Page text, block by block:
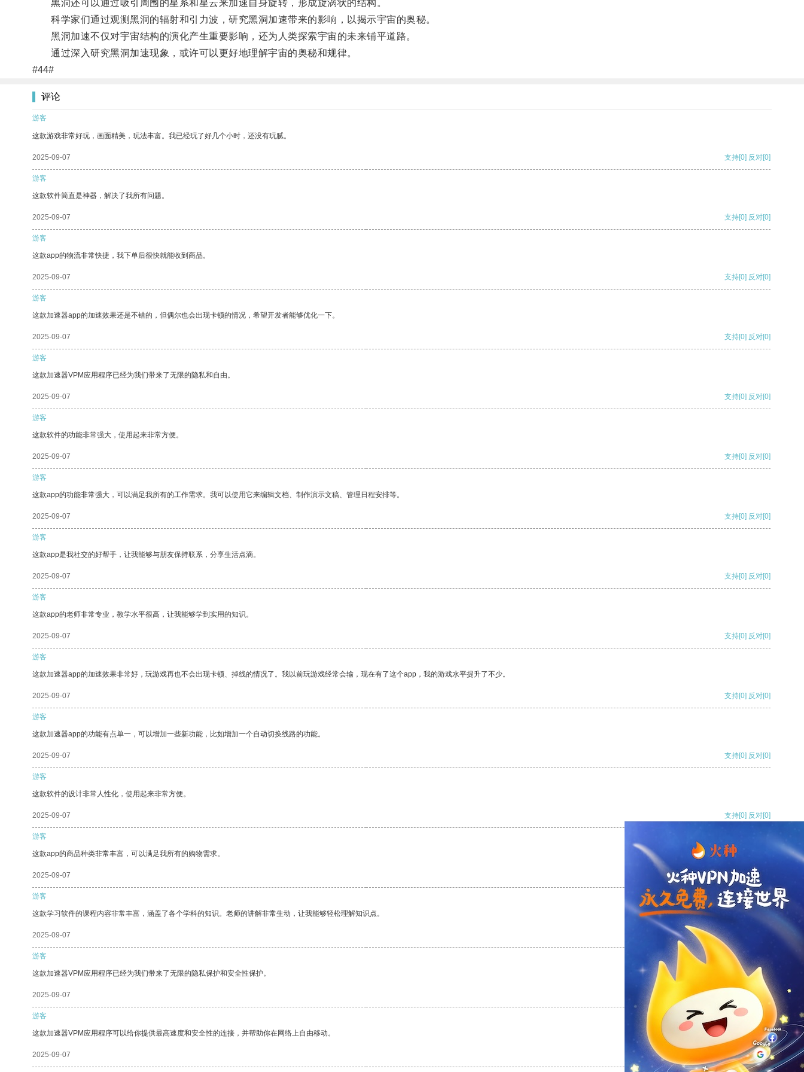
黑洞还可以通过吸引周围的星系和星云来加速自身旋转，形成旋涡状的结构。
科学家们通过观测黑洞的辐射和引力波，研究黑洞加速带来的影响，以揭示宇宙的奥秘。
黑洞加速不仅对宇宙结构的演化产生重要影响，还为人类探索宇宙的未来铺平道路。
通过深入研究黑洞加速现象，或许可以更好地理解宇宙的奥秘和规律。
#44#
评论
游客
这款游戏非常好玩，画面精美，玩法丰富。我已经玩了好几个小时，还没有玩腻。
2025-09-07 支持[0] 反对[0]
游客
这款软件简直是神器，解决了我所有问题。
2025-09-07 支持[0] 反对[0]
游客
这款app的物流非常快捷，我下单后很快就能收到商品。
2025-09-07 支持[0] 反对[0]
游客
这款加速器app的加速效果还是不错的，但偶尔也会出现卡顿的情况，希望开发者能够优化一下。
2025-09-07 支持[0] 反对[0]
游客
这款加速器VPM应用程序已经为我们带来了无限的隐私和自由。
2025-09-07 支持[0] 反对[0]
游客
这款软件的功能非常强大，使用起来非常方便。
2025-09-07 支持[0] 反对[0]
游客
这款app的功能非常强大，可以满足我所有的工作需求。我可以使用它来编辑文档、制作演示文稿、管理日程安排等。
2025-09-07 支持[0] 反对[0]
游客
这款app是我社交的好帮手，让我能够与朋友保持联系，分享生活点滴。
2025-09-07 支持[0] 反对[0]
游客
这款app的老师非常专业，教学水平很高，让我能够学到实用的知识。
2025-09-07 支持[0] 反对[0]
游客
这款加速器app的加速效果非常好，玩游戏再也不会出现卡顿、掉线的情况了。我以前玩游戏经常会输，现在有了这个app，我的游戏水平提升了不少。
2025-09-07 支持[0] 反对[0]
游客
这款加速器app的功能有点单一，可以增加一些新功能，比如增加一个自动切换线路的功能。
2025-09-07 支持[0] 反对[0]
游客
这款软件的设计非常人性化，使用起来非常方便。
2025-09-07 支持[0] 反对[0]
游客
这款app的商品种类非常丰富，可以满足我所有的购物需求。
2025-09-07 支持[0] 反对
游客
这款学习软件的课程内容非常丰富，涵盖了各个学科的知识。老师的讲解非常生动，让我能够轻松理解知识点。
2025-09-07 支持
游客
这款加速器VPM应用程序已经为我们带来了无限的隐私保护和安全性保护。
2025-09-07 反对 [0]
游客
这款加速器VPM应用程序可以给你提供最高速度和安全性的连接，并帮助你在网络上自由移动。
2025-09-07 支持[0] 反对[0]